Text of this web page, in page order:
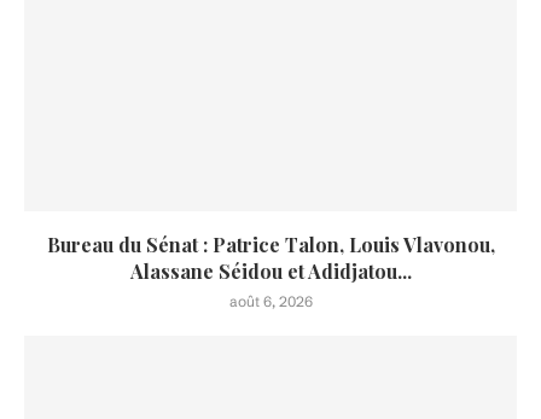
Bureau du Sénat : Patrice Talon, Louis Vlavonou,
Alassane Séidou et Adidjatou...
août 6, 2026